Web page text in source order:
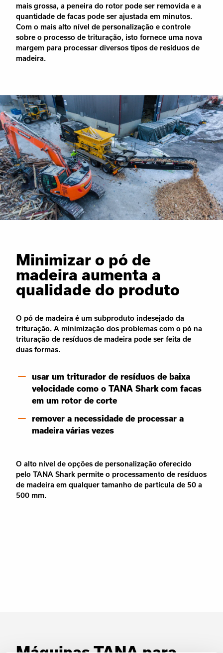
mais grossa, a peneira do rotor pode ser removida e a
quantidade de facas pode ser ajustada em minutos.
Com o mais alto nível de personalização e controle
sobre o processo de trituração, isto fornece uma nova
margem para processar diversos tipos de resíduos de
madeira.
Minimizar o pó de
madeira aumenta a
qualidade do produto
O pó de madeira é um subproduto indesejado da
trituração. A minimização dos problemas com o pó na
trituração de resíduos de madeira pode ser feita de
duas formas.
usar um triturador de resíduos de baixa
velocidade como o TANA Shark com facas
em um rotor de corte
remover a necessidade de processar a
madeira várias vezes
O alto nível de opções de personalização oferecido
pelo TANA Shark permite o processamento de resíduos
de madeira em qualquer tamanho de partícula de 50 a
500 mm.